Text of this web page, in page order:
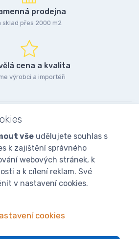
prodejna
sklad přes 2000 m2
cena a kvalita
výrobci a importéři
vše udělujete souhlas s
k zajištění správného
webových stránek, k
a k cílení reklam. Své
v nastavení cookies.
cookies